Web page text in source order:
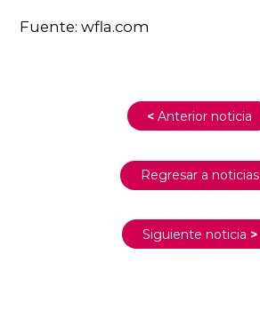
Fuente: wfla.com
< Anterior noticia
Regresar a noticias
Siguiente noticia >